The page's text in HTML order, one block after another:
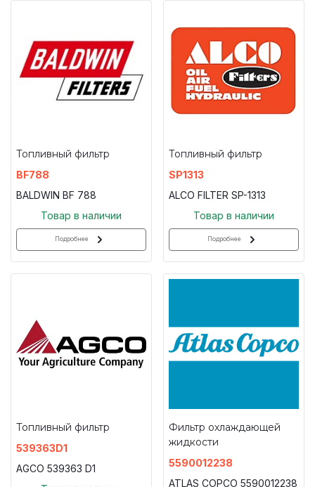
Топливный фильтр
BF788
BALDWIN BF 788
Товар в наличии
Подробнее
Топливный фильтр
SP1313
ALCO FILTER SP-1313
Товар в наличии
Подробнее
Топливный фильтр
539363D1
AGCO 539363 D1
Фильтр охлаждающей
жидкости
5590012238
ATLAS COPCO 5590012238